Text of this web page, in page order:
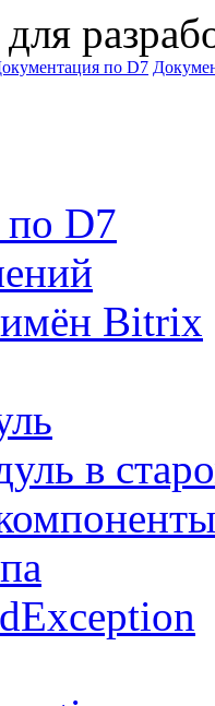
по D7
D7
имён Bitrix
в